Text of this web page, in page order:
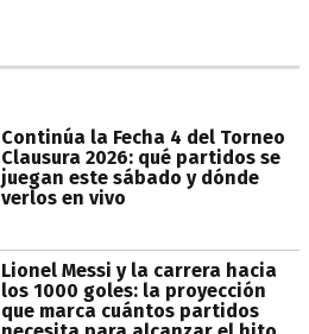
Continúa la Fecha 4 del Torneo
Clausura 2026: qué partidos se
juegan este sábado y dónde
verlos en vivo
Lionel Messi y la carrera hacia
los 1000 goles: la proyección
que marca cuántos partidos